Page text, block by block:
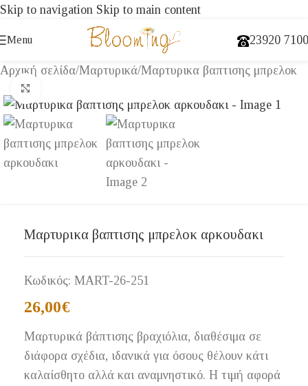
Skip to navigation Skip to main content
Menu 23920
Αρχική σελίδα/Μαρτυρικά/Μαρτυρικα βαπτισης μπρελοκ
Μαρτυρικα βαπτισης μπρελοκ αρκουδακι
Κωδικός: MART-26-251
26,00€
Μαρτυρικά βάπτισης βραχιόλια, διαθέσιμα σε
διάφορα σχέδια, ιδανικά για όσους θέλουν κάτι
καλαίσθητο αλλά και αναμνηστικό. Η τιμή αφορά